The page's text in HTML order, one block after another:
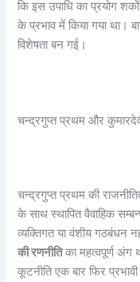
कि इस उपाधि का प्रयोग
के प्रभाव में किया गया था।
विशेषता बन गई।
चन्द्रगुप्त प्रथम और
चन्द्रगुप्त प्रथम की
के साथ स्थापित वैवाहिक
व्यक्तिगत या वंशीय गठबंधन
की रणनीतिका महत्वपूर्ण अंग
कूटनीति एक बार फिर